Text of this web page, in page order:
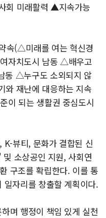
회 미래활력 ▲지속가능
속(△미래를 여는 혁신경
자치도시 남동 △배우고
동 △누구도 소외되지 않
재난에 대응하는 지속
이 되는 생활권 중심도시
뷰티, 문화가 결합된 신
소상공인 지원, 사회연
구조를 확립한다. 이를 통
자리를 창출할 계획이다.
며 행정이 책임 있게 실천